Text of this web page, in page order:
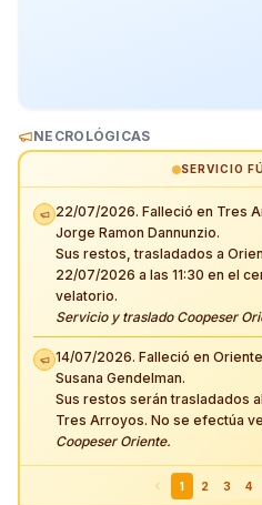
NECROLÓGICAS
SERVICIO
22/07/2026. Falleció en Tres
Jorge Ramon Dannunzio.
Sus restos, trasladados a
22/07/2026 a las 11:30 en el
velatorio.
Servicio y traslado Coopeser
14/07/2026. Falleció en
Susana Gendelman.
Sus restos serán trasladados
Tres Arroyos. No se efectúa
Coopeser Oriente.
1 2 3 4